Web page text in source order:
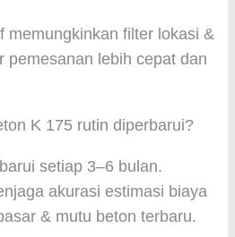
memungkinkan filter lokasi &
pemesanan lebih cepat dan
K 175 rutin diperbarui?
setiap 3–6 bulan.
akurasi estimasi biaya
& mutu beton terbaru.